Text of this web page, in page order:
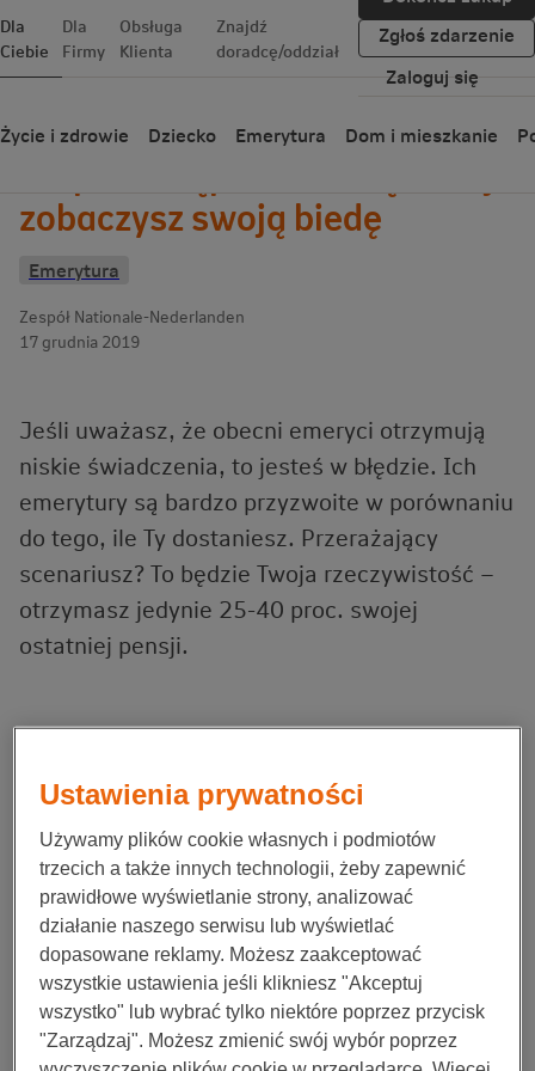
Dla
Ciebie
Dla
Firmy
Obsługa
Klienta
Znajdź
doradcę/oddział
Zgłoś zdarzenie
Zaloguj się
Życie i zdrowie Dziecko Emerytura Dom i mieszkanie
Wróć
zobaczysz swoją biedę
Emerytura
Zespół Nationale-Nederlanden
17 grudnia 2019
Jeśli uważasz, że obecni emeryci otrzymują
niskie świadczenia, to jesteś w błędzie. Ich
emerytury są bardzo przyzwoite w porównaniu
do tego, ile Ty dostaniesz. Przerażający
scenariusz? To będzie Twoja rzeczywistość –
otrzymasz jedynie 25-40 proc. swojej
ostatniej pensji.
Osobom, którym do emerytury pozostało kilkadziesiąt
Jednak bez dodatkowych oszczędności, nie będzie
Dokonajmy małego eksperymentu. Zobaczmy, jak
zmieniać się będzie wysokość emerytur w
przyszłości. Za punkt wyjścia przyjmiemy obecną
średnią płacę. Ta będzie oczywiście rosła, ale też
będą drożeć towary. Miejmy nadzieję, że zarobki będą
rosły szybciej niż inflacja, jednak teraz na potrzeby
eksperymentu załóżmy, że jej realna wartość
Ustawienia prywatności
Używamy plików cookie własnych i podmiotów
trzecich a także innych technologii, żeby zapewnić
prawidłowe wyświetlanie strony, analizować
działanie naszego serwisu lub wyświetlać
dopasowane reklamy. Możesz zaakceptować
wszystkie ustawienia jeśli klikniesz "Akceptuj
wszystko" lub wybrać tylko niektóre poprzez przycisk
"Zarządzaj". Możesz zmienić swój wybór poprzez